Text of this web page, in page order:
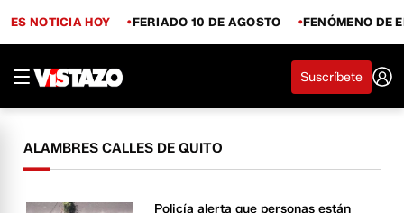
ES NOTICIA HOY FERIADO 10 DE AGOSTO FENÓMENO DE
Suscríbete
ALAMBRES CALLES DE QUITO
Policía alerta que personas están